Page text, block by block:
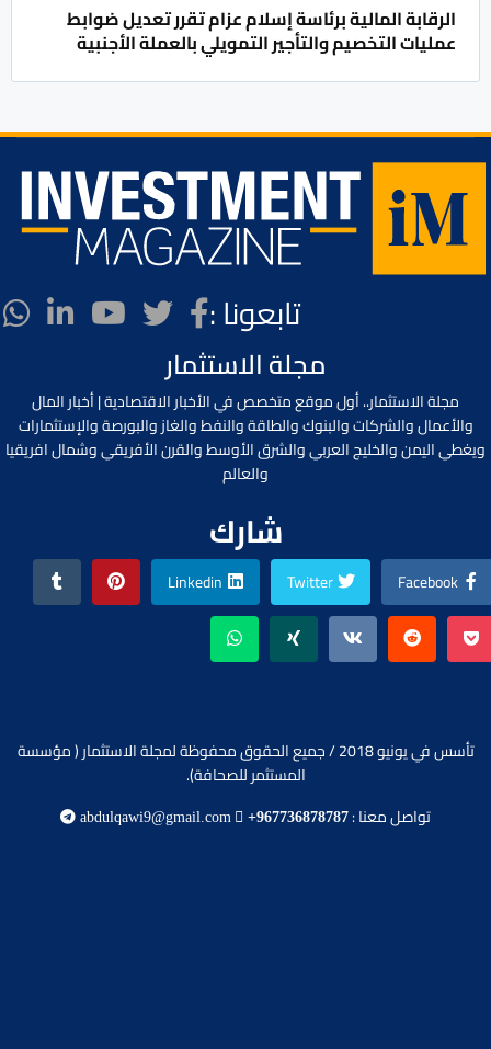
الرقابة المالية برئاسة إسلام عزام تقرر تعديل ضوابط
عمليات التخصيم والتأجير التمويلي بالعملة الأجنبية
تابعونا :
مجلة الاستثمار
مجلة الاستثمار.. أول موقع متخصص في الأخبار الاقتصادية | أخبار المال
والأعمال والشركات والبنوك والطاقة والنفط والغاز والبورصة والإستثمارات
ويغطي اليمن والخليج العربي والشرق الأوسط والقرن الأفريقي وشمال افريقيا
والعالم
شارك
Facebook
Twitter
Linkedin
تأسس في يونيو 2018 / جميع الحقوق محفوظة لمجلة الاستثمار ( مؤسسة
المستثمر للصحافة).
تواصل معنا : +967736878787
abdulqawi9@gmail.com